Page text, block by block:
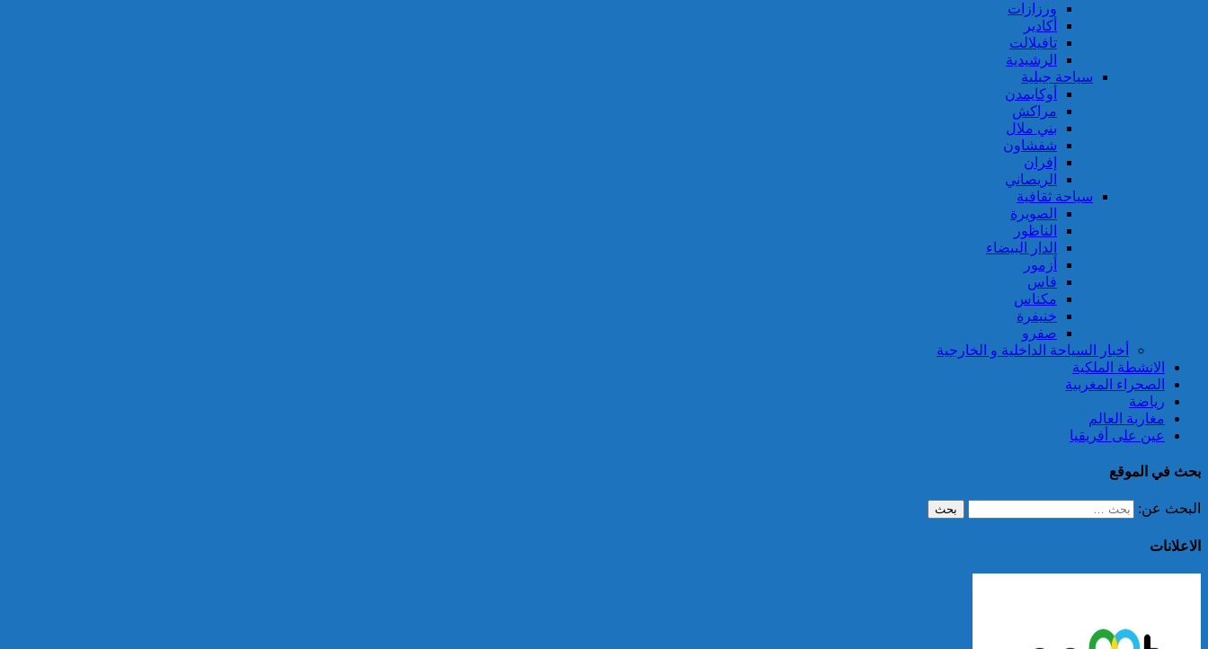
ورزازات
أكادير
تافيلالت
الرشيدية
سياحة جبلية
أوكايمدن
مراكش
بني ملال
شفشاون
إفران
الريصاني
سياحة ثقافية
الصويرة
الناظور
الدار البيضاء
أزمور
فاس
مكناس
خنيفرة
صفرو
أخبار السياحة الداخلية و الخارجية
الانشطة الملكية
الصحراء المغربية
رياضة
مغاربة العالم
عين على أفريقيا
بحث في الموقع
البحث عن:
الاعلانات